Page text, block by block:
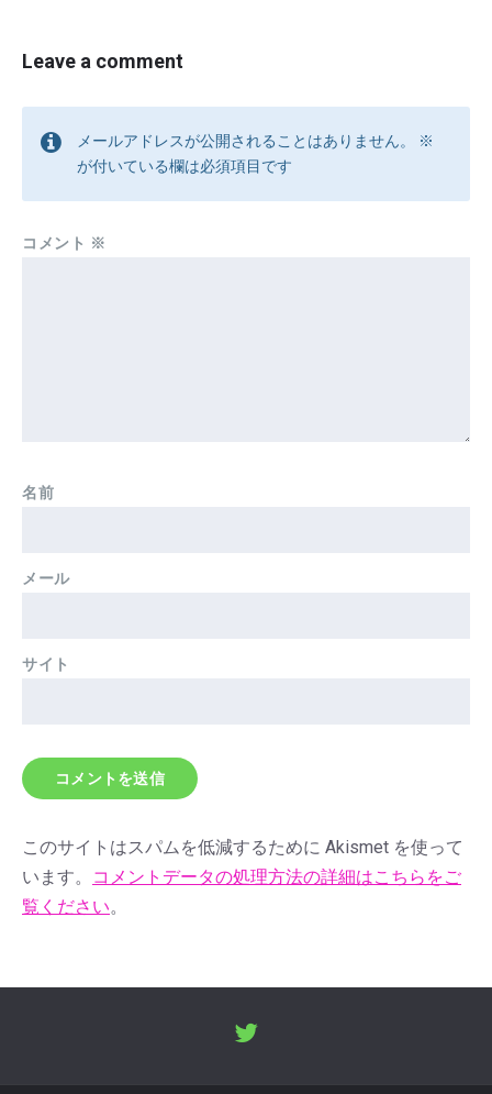
Leave a comment
メールアドレスが公開されることはありません。
※
が付いている欄は必須項目です
コメント ※
名前
メール
サイト
このサイトはスパムを低減するために Akismet を使って
います。
コメントデータの処理方法の詳細はこちらをご
覧ください。